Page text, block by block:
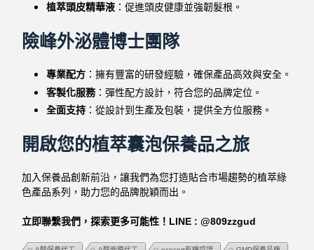
植萃頭皮精華液 ：促進頭皮健康並強韌髮根。
險峰外泌體博士團隊
專業配方 ：擁有豐富的研發經驗，確保產品高效與安全。
客製化服務 ：彈性配方設計，符合您的品牌定位。
全面支持 ：從設計到生產及包裝，提供全方位服務。
開啟您的植萃囊泡保養品之旅
加入保養品創新前沿，讓我們為您打造貼合市場趨勢的植萃綠
色產品系列，助力您的品牌脫穎而出。
立即聯繫我們，探索更多可能性！LINE : @809zzgud